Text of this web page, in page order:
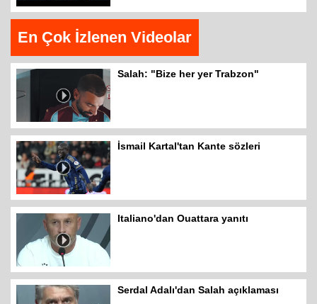
En Çok İzlenen Videolar
Salah: "Bize her yer Trabzon"
İsmail Kartal'tan Kante sözleri
Italiano'dan Ouattara yanıtı
Serdal Adalı'dan Salah açıklaması